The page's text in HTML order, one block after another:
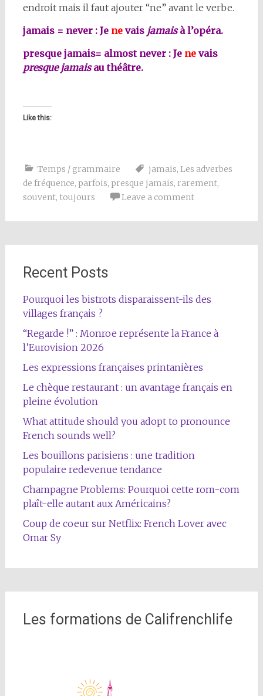
endroit mais il faut ajouter “ne” avant le verbe.
jamais = never : Je nevais jamaisà l’opéra.
presque jamais= almost never : Je nevais
presque jamaisau théâtre.
Like this:
Temps / grammaire jamais, Les adverbes
de fréquence, parfois, presque jamais, rarement,
souvent, toujours Leave a comment
Recent Posts
Pourquoi les bistrots disparaissent-ils des
villages français ?
“Regarde !” : Monroe représente la France à
l’Eurovision 2026
Les expressions françaises printanières
Le chèque restaurant : un avantage français en
pleine évolution
What attitude should you adopt to pronounce
French sounds well?
Les bouillons parisiens : une tradition
populaire redevenue tendance
Champagne Problems: Pourquoi cette rom-com
plaît-elle autant aux Américains?
Coup de coeur sur Netflix: French Lover avec
Omar Sy
Les formations de Califrenchlife